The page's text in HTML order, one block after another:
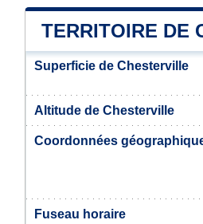
TERRITOIRE DE
Superficie de Chesterville
Altitude de Chesterville
Coordonnées
Fuseau horaire